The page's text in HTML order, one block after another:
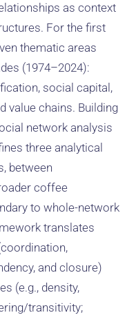
as context
For the first
thematic areas
(1974–2024):
social capital,
value chains. Building
network analysis
three analytical
between
coffee
to whole-network
translates
and closure)
(e.g., density,
transitivity;